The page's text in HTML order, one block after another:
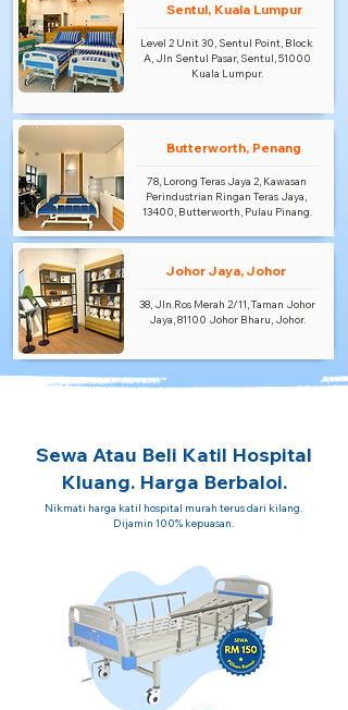
Sentul, Kuala Lumpur
Level 2 Unit 30, Sentul Point, Block
A, Jln Sentul Pasar, Sentul, 51000
Kuala Lumpur.
Butterworth, Penang
78, Lorong Teras Jaya 2, Kawasan
Perindustrian Ringan Teras Jaya,
13400, Butterworth, Pulau Pinang.
Johor Jaya, Johor
38, Jln.Ros Merah 2/11, Taman Johor
Jaya, 81100 Johor Bharu, Johor.
Sewa Atau Beli Katil Hospital
Kluang. Harga Berbaloi.
Nikmati harga katil hospital murah terus dari kilang.
Dijamin 100% kepuasan.